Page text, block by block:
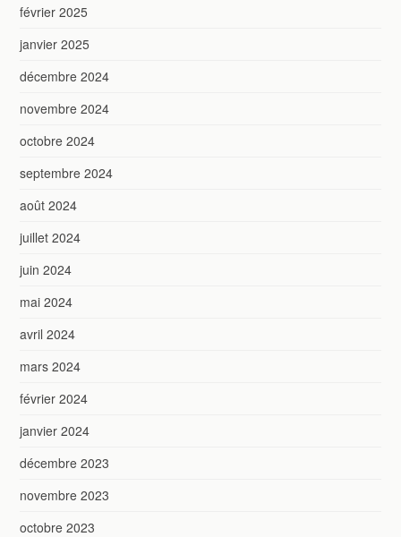
février 2025
janvier 2025
décembre 2024
novembre 2024
octobre 2024
septembre 2024
août 2024
juillet 2024
juin 2024
mai 2024
avril 2024
mars 2024
février 2024
janvier 2024
décembre 2023
novembre 2023
octobre 2023